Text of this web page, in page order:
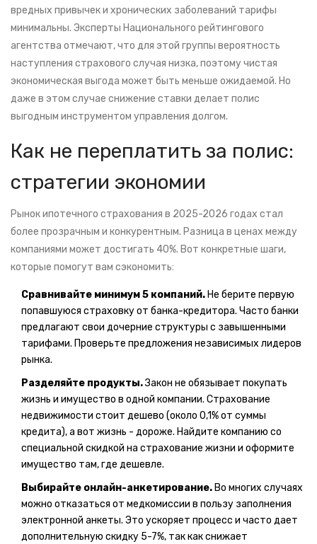
вредных привычек и хронических заболеваний тарифы
минимальны. Эксперты Национального рейтингового
агентства отмечают, что для этой группы вероятность
наступления страхового случая низка, поэтому чистая
экономическая выгода может быть меньше ожидаемой. Но
даже в этом случае снижение ставки делает полис
выгодным инструментом управления долгом.
Как не переплатить за полис:
стратегии экономии
Рынок ипотечного страхования в 2025-2026 годах стал
более прозрачным и конкурентным. Разница в ценах между
компаниями может достигать 40%. Вот конкретные шаги,
которые помогут вам сэкономить:
Сравнивайте минимум 5 компаний. Не берите первую
попавшуюся страховку от банка-кредитора. Часто банки
предлагают свои дочерние структуры с завышенными
тарифами. Проверьте предложения независимых лидеров
рынка.
Разделяйте продукты.Закон не обязывает покупать
жизнь и имущество в одной компании. Страхование
недвижимости стоит дешево (около 0,1% от суммы
кредита), а вот жизнь - дороже. Найдите компанию со
специальной скидкой на страхование жизни и оформите
имущество там, где дешевле.
Выбирайте онлайн-анкетирование. Во многих случаях
можно отказаться от медкомиссии в пользу заполнения
электронной анкеты. Это ускоряет процесс и часто дает
дополнительную скидку 5-7%, так как снижает